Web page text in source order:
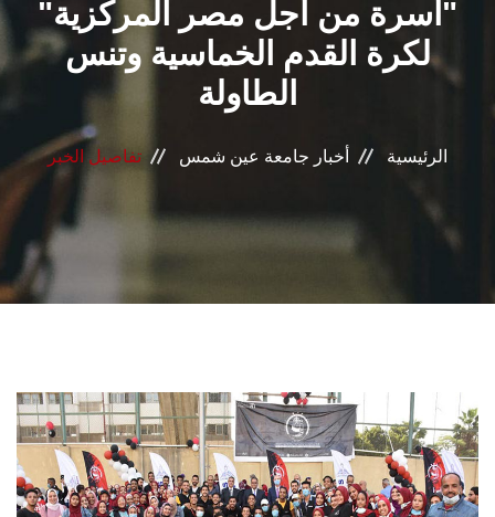
الرعاية الصحية
المراكز والوحدات
الأنظمة الذكية
الإعلام
تواصل معنا
هيئة التدريس
الدراسات العليا
"أسرة من أجل مصر المركزية"
لكرة القدم الخماسية وتنس
الطاولة
الرئيسية أخبار جامعة عين شمس تفاصيل الخبر